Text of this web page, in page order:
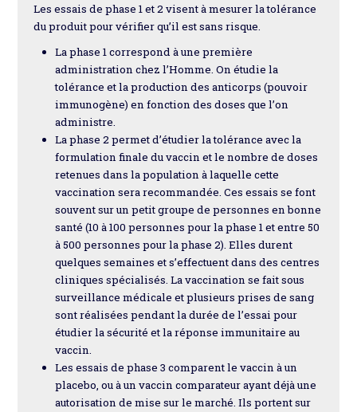
Les essais de phase 1 et 2 visent à mesurer la tolérance
du produit pour vérifier qu’il est sans risque.
La phase 1 correspond à une première
administration chez l’Homme. On étudie la
tolérance et la production des anticorps (pouvoir
immunogène) en fonction des doses que l’on
administre.
La phase 2 permet d’étudier la tolérance avec la
formulation finale du vaccin et le nombre de doses
retenues dans la population à laquelle cette
vaccination sera recommandée. Ces essais se font
souvent sur un petit groupe de personnes en bonne
santé (10 à 100 personnes pour la phase 1 et entre 50
à 500 personnes pour la phase 2). Elles durent
quelques semaines et s’effectuent dans des centres
cliniques spécialisés. La vaccination se fait sous
surveillance médicale et plusieurs prises de sang
sont réalisées pendant la durée de l’essai pour
étudier la sécurité et la réponse immunitaire au
vaccin.
Les essais de phase 3 comparent le vaccin à un
placebo, ou à un vaccin comparateur ayant déjà une
autorisation de mise sur le marché. Ils portent sur